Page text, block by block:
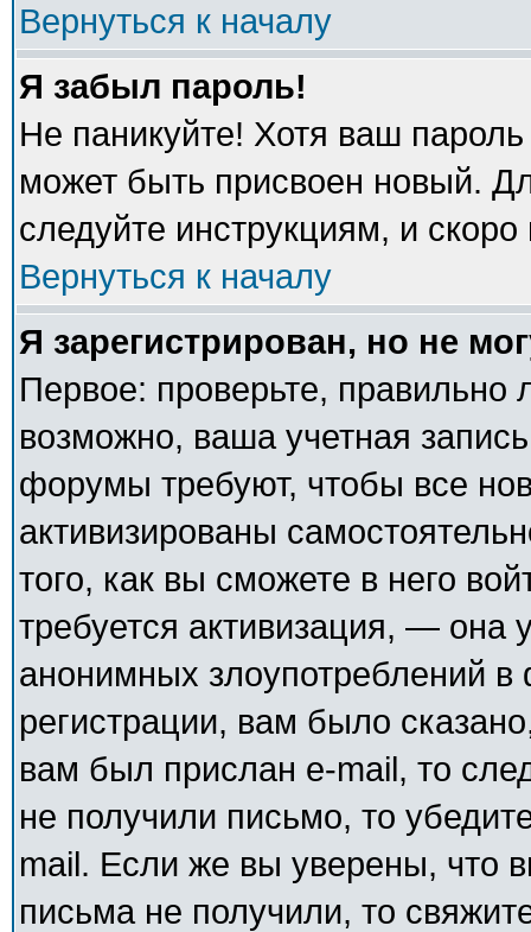
Вернуться к началу
Я забыл пароль!
Не паникуйте! Хотя ваш
может быть присвоен новый.
следуйте инструкциям, и
Вернуться к началу
Я зарегистрирован, но не
Первое: проверьте,
возможно, ваша учетная
форумы требуют, чтобы все
активизированы
того, как вы сможете в него
требуется активизация, — она
анонимных злоупотреблений
регистрации, вам было
вам был прислан e-mail, то
не получили письмо, то
mail. Если же вы уверены, что
письма не получили, то